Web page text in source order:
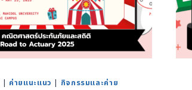
ค่ายแนะแนว กิจกรรมและค่าย